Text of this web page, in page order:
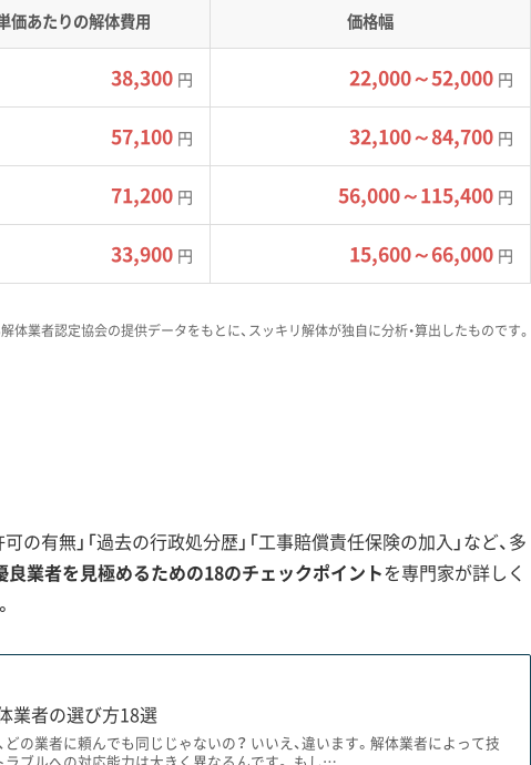
みはや大橋など数本の橋に限られます。これらの橋は特殊な構造
められます。渋滞も頻発するため、工事のボトルネックになりが
作業員の移動手段として使われるケースもあります。
、廃棄物の搬出費用が割高になる傾向があります。加えて、軟弱
小型の重機を使ったりする必要があるため、工期が延びて坪単価
では、相続登記が未了のまま権利者が全国
められません。だからこそ、こうした複雑
工事の注意点
と、それに伴う複雑な土地の権利関係が、解体前の合意形成に
住者が多く集まり、「リトル沖縄」と呼ばれる独自の文化を築いて
価あたりの解体費用 価格幅
38,300 円 22,000～52,000 円
57,100 円 32,100～84,700 円
71,200 円 56,000～115,400 円
33,900 円 15,600～66,000 円
業者認定協会の提供データをもとに、スッキリ解体が独自に分析・算出したものです。
有無」「過去の行政処分歴」「工事賠償責任保険の加入」など、多
良業者を見極めるための18のチェックポイントを専門家が詳しく
業者の選び方18選
どの業者に頼んでも同じじゃないの？ いいえ、違います。解体業者によって技